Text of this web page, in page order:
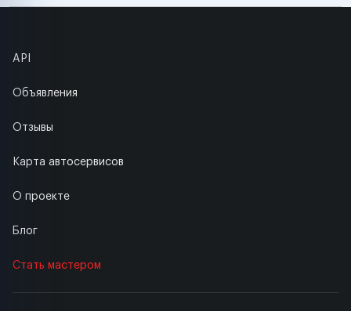
API
Объявления
Отзывы
Карта автосервисов
О проекте
Блог
Стать мастером